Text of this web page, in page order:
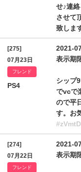
せ♪連
させて
致しま
[275]
07月23日
フレンド
PS4
2021-
表示期
シップ
でvcで
ので平
す。お
[274]
07月22日
フレンド
2021-
表示期